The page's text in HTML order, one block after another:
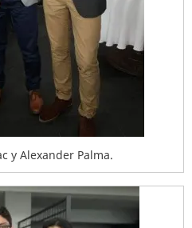
y Alexander Palma.